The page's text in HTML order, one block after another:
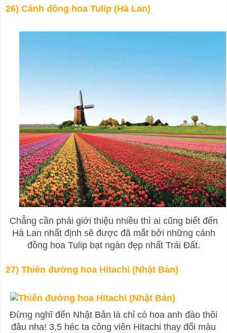
26) Cánh đồng hoa Tulip (Hà Lan)
Chẳng cần phải giới thiệu nhiều thì ai cũng biết đến
Hà Lan nhất định sẽ được đã mắt bởi những cánh
đồng hoa Tulip bạt ngàn đẹp nhất Trái Đất.
27) Thiên đường hoa Hitachi (Nhật Bản)
Đừng nghĩ đến Nhật Bản là chỉ có hoa anh đào thôi
đâu nha! 3,5 héc ta công viên Hitachi thay đổi màu